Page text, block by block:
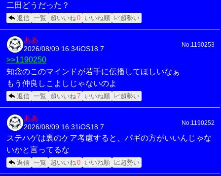
二田どうだった？
返信 一覧 超いいね0 いいね順 📈超勢い
ああ
2026/08/09 16:34iOS18.7
No.1190253
>>1190250
知念のこのマインドが若手に伝播してほしいなぁ
もう仲良しこよしじゃないのよ
返信 一覧 超いいね7 いいね順 📈超勢い
ああ
2026/08/09 16:31iOS18.7
No.1190252
ステハゲは裏のケア考慮すると、パギの方がいいんじゃな
いかと言ってるな
返信 一覧 超いいね0 いいね順 📈超勢い